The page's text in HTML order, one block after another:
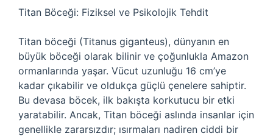
Titan Böceği: Fiziksel ve Psikolojik Tehdit
Titan böceği (Titanus giganteus), dünyanın en
büyük böceği olarak bilinir ve çoğunlukla Amazon
ormanlarında yaşar. Vücut uzunluğu 16 cm’ye
kadar çıkabilir ve oldukça güçlü çenelere sahiptir.
Bu devasa böcek, ilk bakışta korkutucu bir etki
yaratabilir. Ancak, Titan böceği aslında insanlar için
genellikle zararsızdır; ısırmaları nadiren ciddi bir